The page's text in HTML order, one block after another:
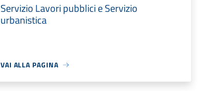
Servizio Lavori pubblici e Servizio
urbanistica
VAI ALLA PAGINA